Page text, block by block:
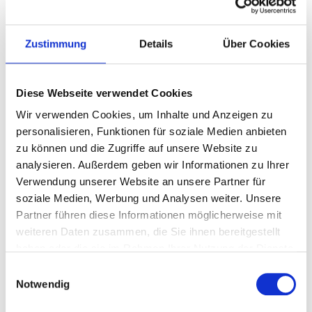
Zustimmung Details Über Cookies
Diese Webseite verwendet Cookies
Wir verwenden Cookies, um Inhalte und Anzeigen zu
personalisieren, Funktionen für soziale Medien anbieten
zu können und die Zugriffe auf unsere Website zu
analysieren. Außerdem geben wir Informationen zu Ihrer
Verwendung unserer Website an unsere Partner für
soziale Medien, Werbung und Analysen weiter. Unsere
Partner führen diese Informationen möglicherweise mit
weiteren Daten zusammen, die Sie ihnen bereitgestellt
Notwendig
Wir erstellen ein
Schadengutachten
nach Verkehrsunfällen.
zur Regulierung der
Schäden durch die
Versicherung des
Verursachers. Unser
Honorar, wird in der
Regel von der
Versicherung
übernommen.
Vertiefende
https://angutachter.de/schadengutachten